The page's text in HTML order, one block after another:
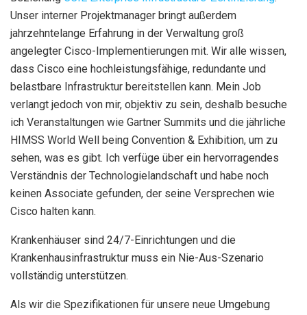
Unser interner Projektmanager bringt außerdem
jahrzehntelange Erfahrung in der Verwaltung groß
angelegter Cisco-Implementierungen mit. Wir alle wissen,
dass Cisco eine hochleistungsfähige, redundante und
belastbare Infrastruktur bereitstellen kann. Mein Job
verlangt jedoch von mir, objektiv zu sein, deshalb besuche
ich Veranstaltungen wie Gartner Summits und die jährliche
HIMSS World Well being Convention & Exhibition, um zu
sehen, was es gibt. Ich verfüge über ein hervorragendes
Verständnis der Technologielandschaft und habe noch
keinen Associate gefunden, der seine Versprechen wie
Cisco halten kann.
Krankenhäuser sind 24/7-Einrichtungen und die
Krankenhausinfrastruktur muss ein Nie-Aus-Szenario
vollständig unterstützen.
Als wir die Spezifikationen für unsere neue Umgebung